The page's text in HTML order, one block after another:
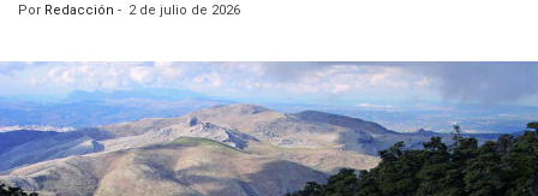
Por Redacción - 2 de julio de 2026